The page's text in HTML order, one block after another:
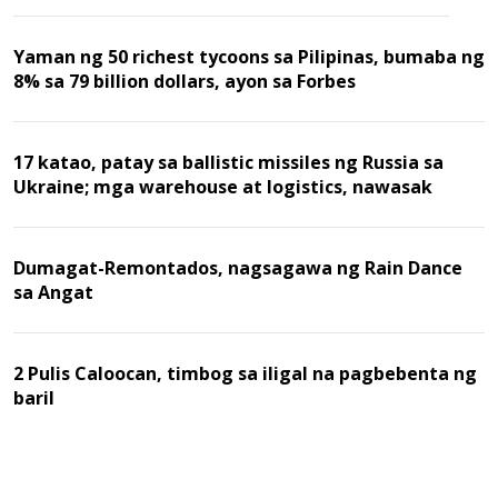
Yaman ng 50 richest tycoons sa Pilipinas, bumaba ng
8% sa 79 billion dollars, ayon sa Forbes
17 katao, patay sa ballistic missiles ng Russia sa
Ukraine; mga warehouse at logistics, nawasak
Dumagat-Remontados, nagsagawa ng Rain Dance
sa Angat
2 Pulis Caloocan, timbog sa iligal na pagbebenta ng
baril